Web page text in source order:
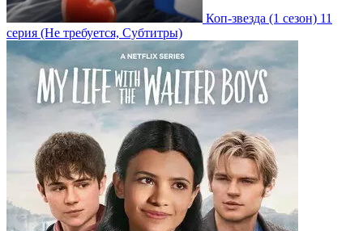
Коп-звезда (1 сезон) 11
серия (Не требуется, Субтитры)